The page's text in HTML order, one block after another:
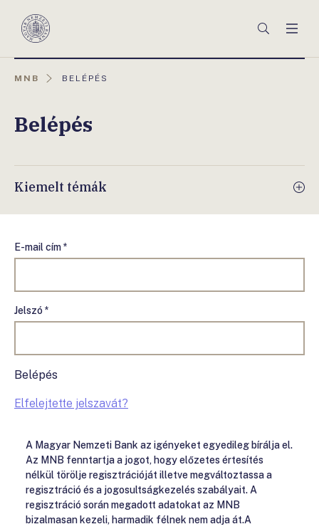
Magyar
Keresés
MNB
AKTUÁLIS
BELÉPÉS
Belépés
Kiemelt témák
E-mail cím *
Jelszó *
Belépés
Elfelejtette jelszavát?
A Magyar Nemzeti Bank az igényeket egyedileg bírálja el.
Az MNB fenntartja a jogot, hogy előzetes értesítés
nélkül törölje regisztrációját illetve megváltoztassa a
regisztráció és a jogosultságkezelés szabályait. A
regisztráció során megadott adatokat az MNB
bizalmasan kezeli, harmadik félnek nem adja át.A